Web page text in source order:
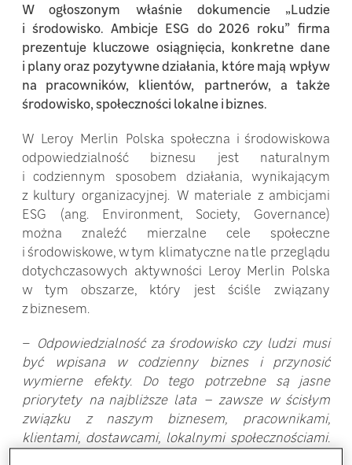
W ogłoszonym właśnie dokumencie „Ludzie
i środowisko. Ambicje ESG do 2026 roku” firma
prezentuje kluczowe osiągnięcia, konkretne dane
i plany oraz pozytywne działania, które mają wpływ
na pracowników, klientów, partnerów, a także
środowisko, społeczności lokalne i biznes.
W Leroy Merlin Polska społeczna i środowiskowa
odpowiedzialność biznesu jest naturalnym
i codziennym sposobem działania, wynikającym
z kultury organizacyjnej. W materiale z ambicjami
ESG (ang. Environment, Society, Governance)
można znaleźć mierzalne cele społeczne
i środowiskowe, w tym klimatyczne na tle przeglądu
dotychczasowych aktywności Leroy Merlin Polska
w tym obszarze, który jest ściśle związany
z biznesem.
– Odpowiedzialność za środowisko czy ludzi musi
być wpisana w codzienny biznes i przynosić
wymierne efekty. Do tego potrzebne są jasne
priorytety na najbliższe lata – zawsze w ścisłym
związku z naszym biznesem, pracownikami,
klientami, dostawcami, lokalnymi społecznościami.